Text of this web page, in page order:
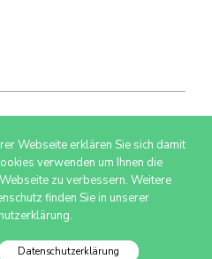
GmbH
Webseite erklären Sie sich damit
verwenden um Ihnen die
zu verbessern. Weitere
finden Sie in unserer
Datenschutzerklärung